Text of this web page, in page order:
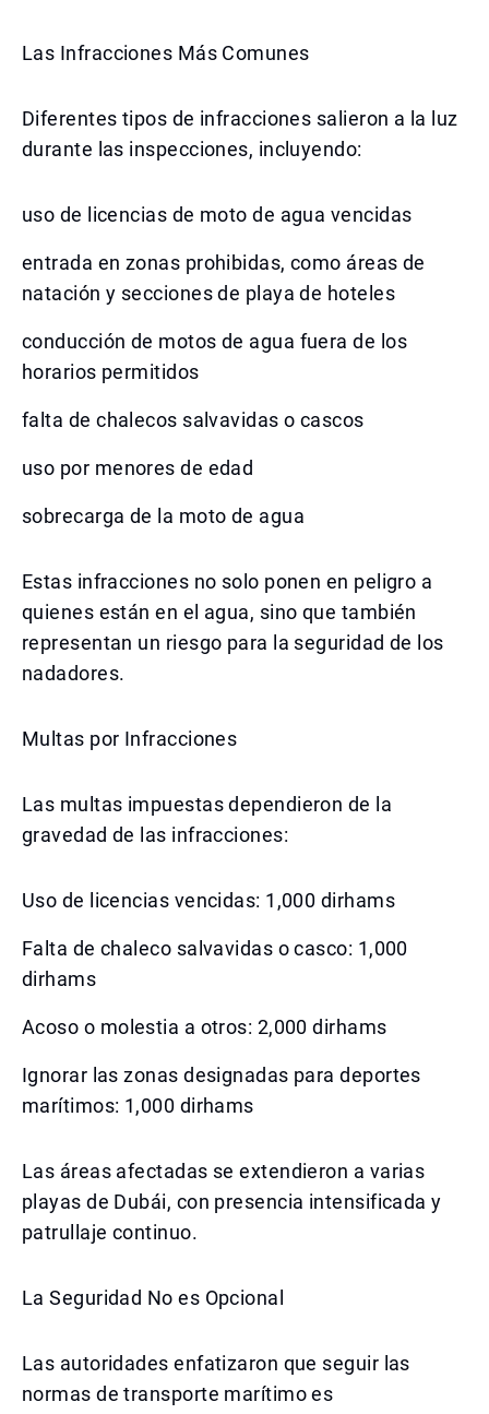
Las Infracciones Más Comunes
Diferentes tipos de infracciones salieron a la luz
durante las inspecciones, incluyendo:
uso de licencias de moto de agua vencidas
entrada en zonas prohibidas, como áreas de
natación y secciones de playa de hoteles
conducción de motos de agua fuera de los
horarios permitidos
falta de chalecos salvavidas o cascos
uso por menores de edad
sobrecarga de la moto de agua
Estas infracciones no solo ponen en peligro a
quienes están en el agua, sino que también
representan un riesgo para la seguridad de los
nadadores.
Multas por Infracciones
Las multas impuestas dependieron de la
gravedad de las infracciones:
Uso de licencias vencidas: 1,000 dirhams
Falta de chaleco salvavidas o casco: 1,000
dirhams
Acoso o molestia a otros: 2,000 dirhams
Ignorar las zonas designadas para deportes
marítimos: 1,000 dirhams
Las áreas afectadas se extendieron a varias
playas de Dubái, con presencia intensificada y
patrullaje continuo.
La Seguridad No es Opcional
Las autoridades enfatizaron que seguir las
normas de transporte marítimo es